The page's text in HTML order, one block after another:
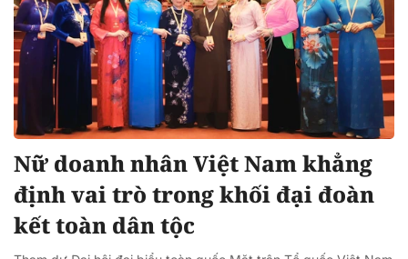
Nữ doanh nhân Việt Nam khẳng
định vai trò trong khối đại đoàn
kết toàn dân tộc